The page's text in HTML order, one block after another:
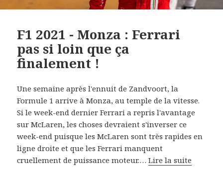
F1 2021 - Monza : Ferrari
pas si loin que ça
finalement !
Une semaine après l'ennuit de Zandvoort, la
Formule 1 arrive à Monza, au temple de la vitesse.
Si le week-end dernier Ferrari a repris l'avantage
sur McLaren, les choses devraient s'inverser ce
week-end puisque les McLaren sont très rapides en
ligne droite et que les Ferrari manquent
cruellement de puissance moteur.…Lire la suite